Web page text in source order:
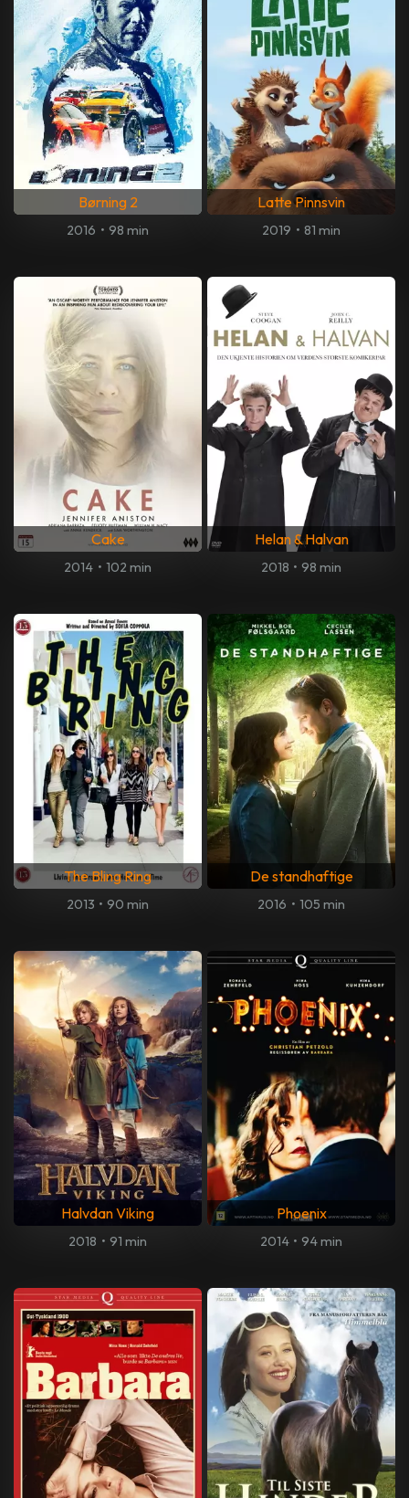
Børning 2
2016 • 98 min
Latte Pinnsvin
2019 • 81 min
Cake
2014 • 102 min
Helan & Halvan
2018 • 98 min
The Bling Ring
2013 • 90 min
De standhaftige
2016 • 105 min
Halvdan Viking
2018 • 91 min
Phoenix
2014 • 94 min